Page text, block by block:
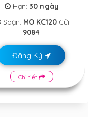
Hạn: 30 ngày
Soạn: MO KC120Gửi
9084
Đăng Ký
Chi tiết